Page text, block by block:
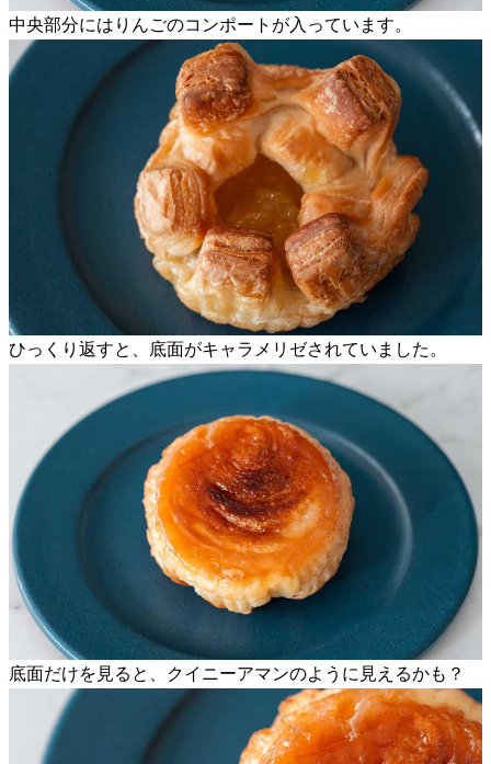
中央部分にはりんごのコンポートが入っています。
ひっくり返すと、底面がキャラメリゼされていました。
底面だけを見ると、クイニーアマンのように見えるかも？